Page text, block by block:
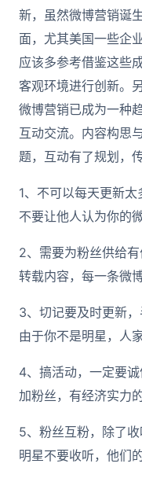
新，虽然微博营销诞
面，尤其美国一些企
应该多参考借鉴这些
客观环境进行创新。
微博营销已成为一种
互动交流。内容构思
题，互动有了规划，
1、不可以每天更新太
不要让他人认为你的
2、需要为粉丝供给有
转载内容，每一条微
3、切记要及时更新，
由于你不是明星，人
4、搞活动，一定要
加粉丝，有经济实力
5、粉丝互粉，除了
明星不要收听，他们